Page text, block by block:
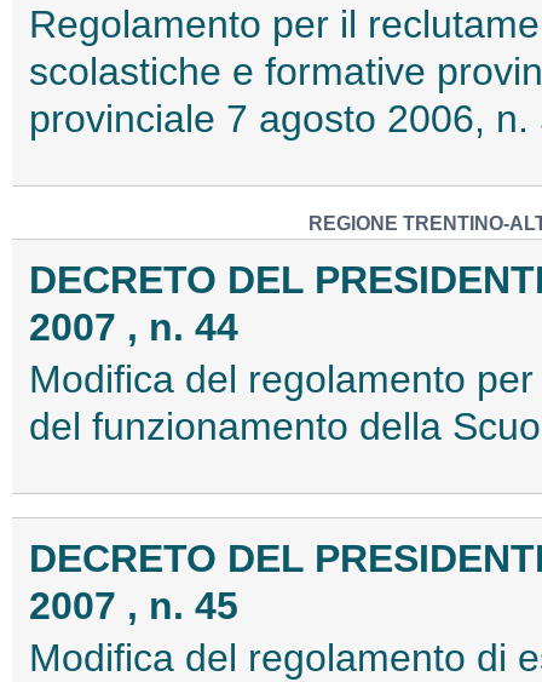
Regolamento per il
scolastiche e formative
provinciale 7 agosto 2006,
REGIONE TRENTINO-
DECRETO DEL
2007 , n. 44
Modifica del regolamento
del funzionamento della
DECRETO DEL
2007 , n. 45
Modifica del regolamento di